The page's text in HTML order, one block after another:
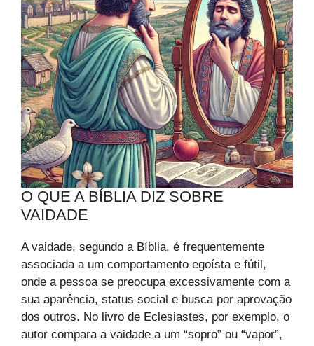
O QUE A BÍBLIA DIZ SOBRE
VAIDADE
A vaidade, segundo a Bíblia, é frequentemente
associada a um comportamento egoísta e fútil,
onde a pessoa se preocupa excessivamente com a
sua aparência, status social e busca por aprovação
dos outros. No livro de Eclesiastes, por exemplo, o
autor compara a vaidade a um “sopro” ou “vapor”,